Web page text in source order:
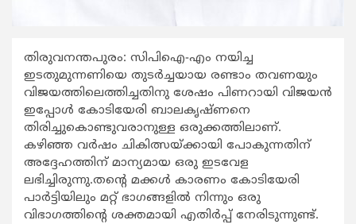
തിരുവനന്തപുരം: സിപിഐ-എം നയിച്ച
ഇടതുമുന്നണിയെ തുടര്‍ച്ചയായ രണ്ടാം തവണയും
വിജയത്തിലെത്തിച്ചതിനു ശേഷം പിണറായി വിജയന്‍
ഇപ്പോള്‍ കോടിയേരി ബാലകൃഷ്ണനെ
തിരിച്ചുകൊണ്ടുവരാനുള്ള ഒരുക്കത്തിലാണ്.
കഴിഞ്ഞ വര്‍ഷം ചികിത്സയ്ക്കായി പോകുന്നതിന്
അദ്ദേഹത്തിന് മാന്യമായ ഒരു ഇടവേള
ലഭിച്ചിരുന്നു.തന്‍റെ മക്കള്‍ കാരണം കോടിയേരി
പാര്‍ട്ടിയിലും മറ്റ് ഭാഗങ്ങളില്‍ നിന്നും ഒരു
വിഭാഗത്തിന്‍റെ ശക്തമായി എതിര്‍പ്പ് നേരിടുന്നുണ്ട്.